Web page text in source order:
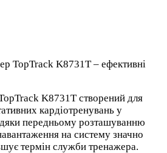
TopTrack K8731T – ефективні
K8731T створений для
кардіотренувань у
передньому розташуванню
на систему значно
термін служби тренажера.